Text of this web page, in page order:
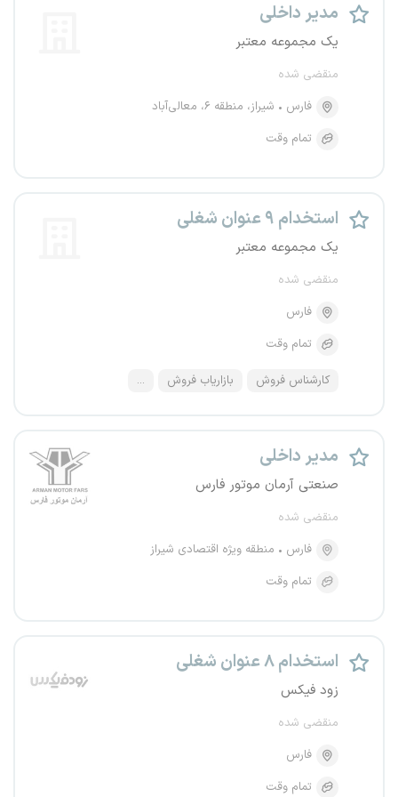
مدیر داخلی
یک مجموعه معتبر
منقضی شده
فارس
شیراز، منطقه ۶، معالی‌آباد
تمام وقت
استخدام ۹ عنوان شغلی
یک مجموعه معتبر
منقضی شده
فارس
تمام وقت
کارشناس فروش بازاریاب فروش ...
مدیر داخلی
صنعتی آرمان موتور فارس
منقضی شده
فارس
منطقه ویژه اقتصادی شیراز
تمام وقت
استخدام ۸ عنوان شغلی
زود فیکس
منقضی شده
فارس
تمام وقت